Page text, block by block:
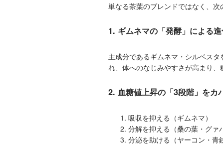
単なる茶葉のブレンドではなく、次
1. ギムネマの「発酵」による
主成分であるギムネマ・シルベス
れ、体へのなじみやすさが高まり、
2. 血糖値上昇の「3段階」をカ
吸収を抑える（ギムネマ）
分解を抑える（桑の葉・グァ
分泌を助ける（ヤーコン・青